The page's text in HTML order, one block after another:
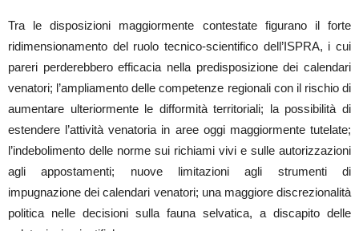
Tra le disposizioni maggiormente contestate figurano il forte
ridimensionamento del ruolo tecnico-scientifico dell’ISPRA, i cui
pareri perderebbero efficacia nella predisposizione dei calendari
venatori; l’ampliamento delle competenze regionali con il rischio di
aumentare ulteriormente le difformità territoriali; la possibilità di
estendere l’attività venatoria in aree oggi maggiormente tutelate;
l’indebolimento delle norme sui richiami vivi e sulle autorizzazioni
agli appostamenti; nuove limitazioni agli strumenti di
impugnazione dei calendari venatori; una maggiore discrezionalità
politica nelle decisioni sulla fauna selvatica, a discapito delle